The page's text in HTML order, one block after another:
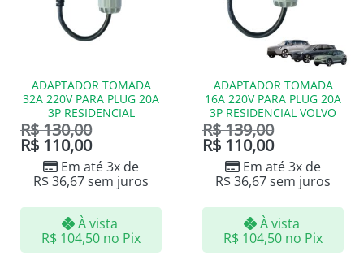
ADAPTADOR TOMADA
32A 220V PARA PLUG 20A
3P RESIDENCIAL
R$130,00
R$ 110,00
Em até 3x de
R$36,67sem juros
À vista
R$ 104,50 no Pix
ADAPTADOR TOMADA
16A 220V PARA PLUG 20A
3P RESIDENCIAL VOLVO
R$139,00
R$ 110,00
Em até 3x de
R$36,67sem juros
À vista
R$ 104,50 no Pix